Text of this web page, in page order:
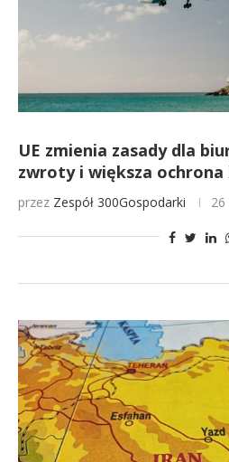
UE zmienia zasady dla
zwroty i większa
przez Zespół 300Gospodarki